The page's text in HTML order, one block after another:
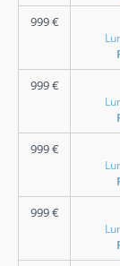
999€
999€
999€
999€